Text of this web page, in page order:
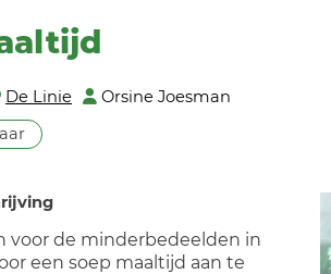
De Linie
Orsine Joesman
voor de minderbedeelden in
een soep maaltijd aan te